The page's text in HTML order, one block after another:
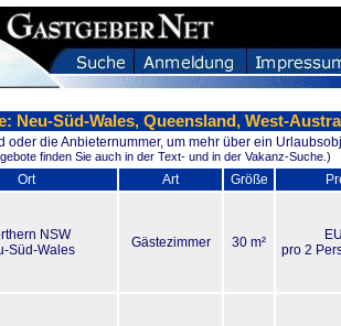
Neu-Süd-Wales, Queensland, West-
oder die Anbieternummer, um mehr über ein
finden Sie auch in der Text- und in der Vakanz-Suche.)
Ort Art Größe
NSW
Süd-Wales
Gästezimmer 30 m²
pro 2